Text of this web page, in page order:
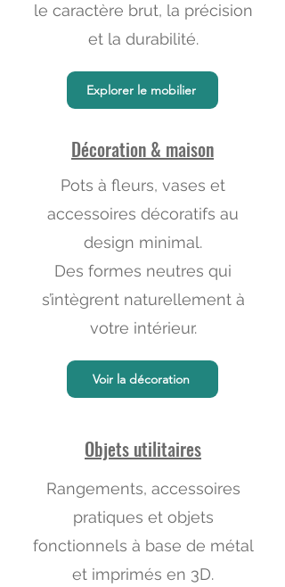
le caractère brut, la précision
et la durabilité.
Explorer le mobilier
Décoration & maison
Pots à fleurs, vases et
accessoires décoratifs au
design minimal.
Des formes neutres qui
s’intègrent naturellement à
votre intérieur.
Voir la décoration
Objets utilitaires
Rangements, accessoires
pratiques et objets
fonctionnels à base de métal
et imprimés en 3D.